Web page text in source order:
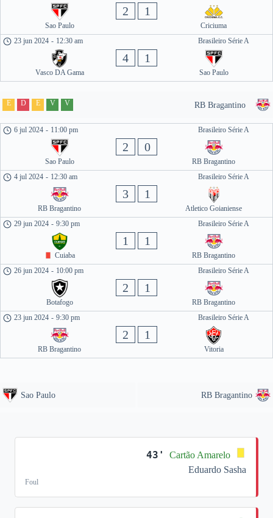
Sao Paulo
2 1
Criciuma
Brasileiro Série A
23 jun 2024 - 12:30 am
Vasco DA Gama
4 1
Sao Paulo
RB Bragantino
E D E V V
Brasileiro Série A
6 jul 2024 - 11:00 pm
Sao Paulo
2 0
RB Bragantino
Brasileiro Série A
4 jul 2024 - 12:30 am
RB Bragantino
3 1
Atletico Goianiense
Brasileiro Série A
29 jun 2024 - 9:30 pm
Cuiaba
1 1
RB Bragantino
Brasileiro Série A
26 jun 2024 - 10:00 pm
Botafogo
2 1
RB Bragantino
Brasileiro Série A
23 jun 2024 - 9:30 pm
RB Bragantino
2 1
Vitoria
Sao Paulo RB Bragantino
43'
Cartão Amarelo
Eduardo Sasha
Foul